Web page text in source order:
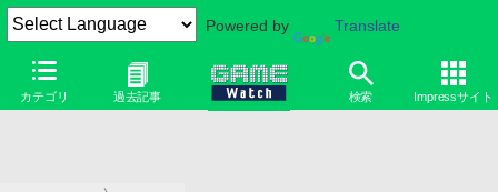
Powered by Translate
カテゴリ 過去記事 検索 Impressサイト